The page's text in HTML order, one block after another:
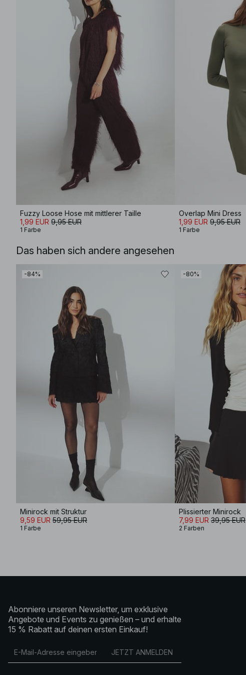
Fuzzy Loose Hose mit mittlerer Taille
1,99 EUR 9,95 EUR
1 Farbe
Overlap Mini Dress
1,99 EUR 9,95 EUR
1 Farbe
Das haben sich andere angesehen
-84%
Minirock mit Struktur
9,59 EUR 59,95 EUR
1 Farbe
-80%
Plissierter Minirock
7,99 EUR 39,95 EUR
2 Farben
Abonniere unseren Newsletter, um exklusive
Angebote und Events zu genießen – und erhalte
15 % Rabatt auf deinen ersten Einkauf!
JETZT ANMELDEN